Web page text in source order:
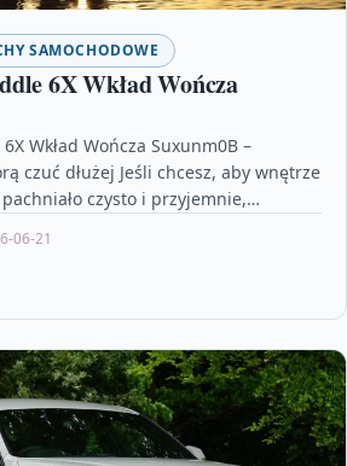
SAMOCHODOWE
6X Wkład Wończa
Wkład Wończa Suxunm0B –
czuć dłużej Jeśli chcesz, aby wnętrze
czysto i przyjemnie,…
06-21